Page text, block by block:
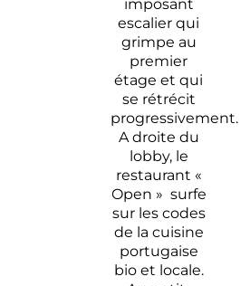
imposant
escalier qui
grimpe au
premier
étage et qui
se rétrécit
progressivement.
A droite du
lobby, le
restaurant «
Open » surfe
sur les codes
de la cuisine
portugaise
bio et locale.